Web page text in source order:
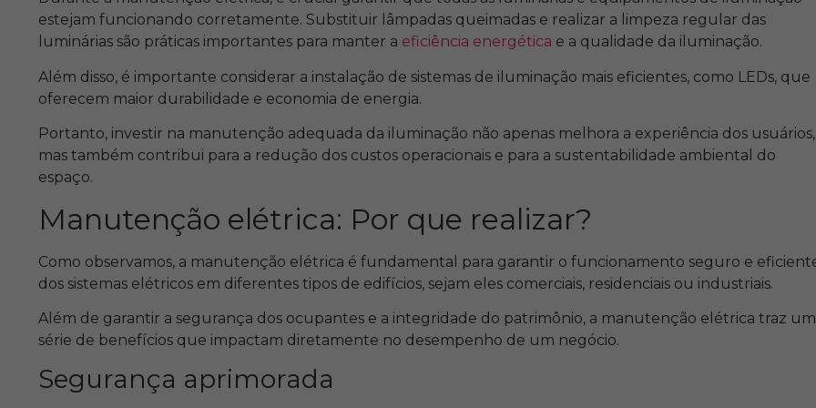
estejam funcionando corretamente. Substituir lâmpadas queimadas e realizar a limpeza regular das
luminárias são práticas importantes para manter a eficiência energética e a qualidade da iluminação.
Além disso, é importante considerar a instalação de sistemas de iluminação mais eficientes, como LEDs, que
oferecem maior durabilidade e economia de energia.
Portanto, investir na manutenção adequada da iluminação não apenas melhora a experiência dos usuários,
mas também contribui para a redução dos custos operacionais e para a sustentabilidade ambiental do
espaço.
Manutenção elétrica: Por que realizar?
Como observamos, a manutenção elétrica é fundamental para garantir o funcionamento seguro e
dos sistemas elétricos em diferentes tipos de edifícios, sejam eles comerciais, residenciais ou industriais.
Além de garantir a segurança dos ocupantes e a integridade do patrimônio, a manutenção elétrica traz
série de benefícios que impactam diretamente no desempenho de um negócio.
Segurança aprimorada